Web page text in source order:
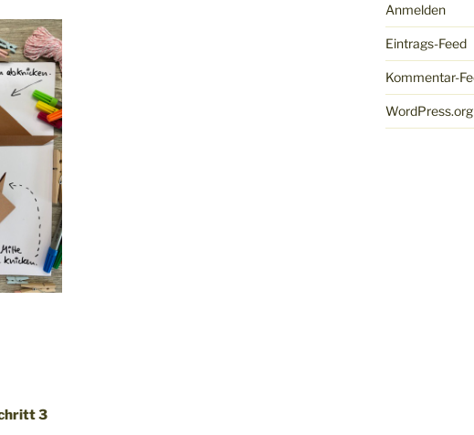
3
Anmelden
Eintrags-Feed
Kommentar-
WordPress.org